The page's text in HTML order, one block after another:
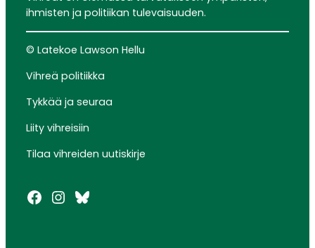
ihmisten ja politiikan tulevaisuuden.
© Latekoe Lawson Hellu
Vihreä politiikka
Tykkää ja seuraa
Liity vihreisiin
Tilaa vihreiden uutiskirje
Facebook
Instagram
Bluesky